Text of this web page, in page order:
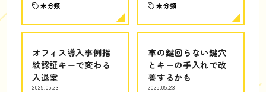
未分類 未分類
オフィス導入事例指
紋認証キーで変わる
入退室
2025.05.23
車の鍵回らない鍵穴
とキーの手入れで改
善するかも
2025.05.23